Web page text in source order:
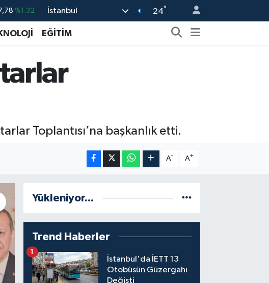
%0.08
%-0.02
%4.44
%11
İstanbul 24°
EĞİTİM
Toplantısı’na başkanlık etti.
A- A+
Yükleniyor...
Trend Haberler
İstanbul'da İETT 13
Otobüsün Güzergahı
Değişti
1